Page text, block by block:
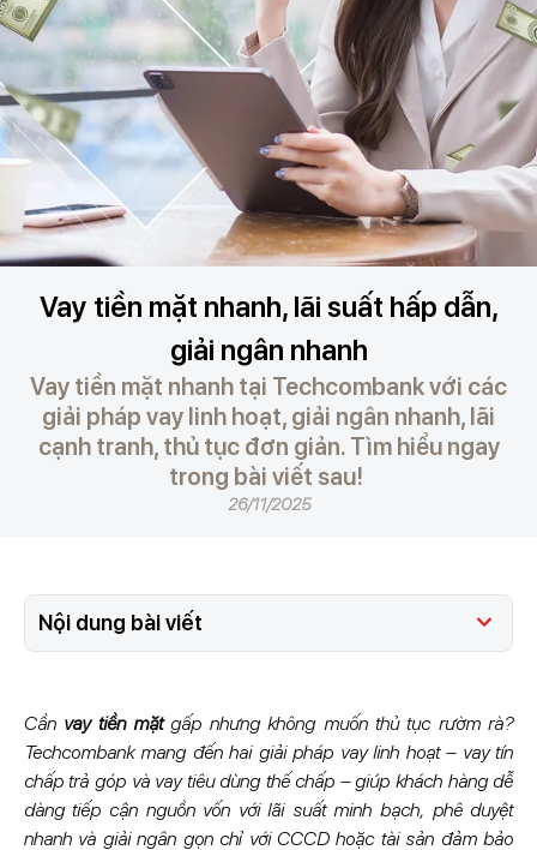
Vay tiền mặt nhanh, lãi suất hấp dẫn,
giải ngân nhanh
Vay tiền mặt nhanh tại Techcombank với các
giải pháp vay linh hoạt, giải ngân nhanh, lãi
cạnh tranh, thủ tục đơn giản. Tìm hiểu ngay
trong bài viết sau!
26/11/2025
Nội dung bài viết
Cần vay tiền mặtgấp nhưng không muốn thủ tục rườm rà?
Techcombank mang đến hai giải pháp vay linh hoạt – vay tín
chấp trả góp và vay tiêu dùng thế chấp – giúp khách hàng dễ
dàng tiếp cận nguồn vốn với lãi suất minh bạch, phê duyệt
nhanh và giải ngân gọn chỉ với CCCD hoặc tài sản đảm bảo